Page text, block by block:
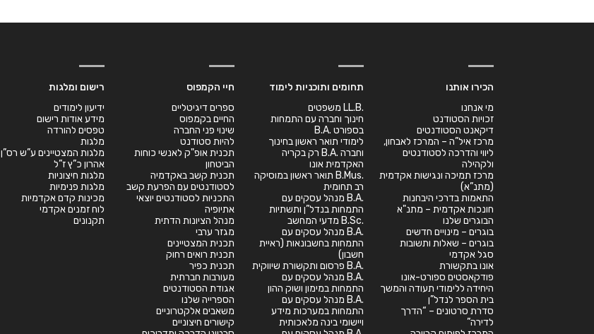
הכירו אותנו
מי אנחנו
זכויות הסטודנט
דיקאנט הסטודנטים
מרכז איל”ה – המרכז לאבחון,
ליווי והדרכה לסטודנטים
ולקהילה
מרכז תמיכה ונגישות אקדמית
(מתנ”א)
התאמות בדרכי היבחנות
חונכות אקדמית – מתנ"א
הבוגרים שלנו
בוגרים – מינויים חדשים
בוגרים – שאלות ותשובות
סגל אקדמי
אונו בתקשורת
פודקאסטים ספורט-אונו
היחידה ללימודי תעודה והמשך
בית הספר לנדל”ן
סדרת סרטונים – “הדרך
לדירה”
תחומים ותוכניות לימוד
.LL.B משפטים
חינוך וחברה עם התמחות
בספורט .B.A
לימודי תואר ראשון בחינוך
וחברה .B.A רק בקריה
האקדמית אונו
.B.Mus תואר ראשון במוסיקה
רב תחומית
.B.A מנהל עסקים עם
התמחות בנדל”ן ותשתיות
.B.Sc מדעי המחשב
.B.A מנהל עסקים עם
התמחות בחשבונאות (ראיית
חשבון)
.B.A פרסום ותקשורת שיווקית
.B.A מנהל עסקים עם
התמחות במימון ושוק ההון
.B.A מנהל עסקים עם
התמחות במערכות מידע
ויישומי בינה מלאכותית
חיי הקמפוס
ספרים דיגיטליים
החיים בקמפוס
שינוי פני החברה
להיות סטודנט
תכנית אופ"ק לאנשי כוחות
הביטחון
תכנית קשב באקדמיה
לסטודנטים עם הפרעת קשב
התכניות לסטודנטים יוצאי
אתיופיה
מנהל הציונות הדתית
מגזר ערבי
תכנית המצטיינים
תכנית רואים רחוק
תכנית כפיר
מעורבות חברתית
אגודת הסטודנטים
הספרייה שלנו
משאבים אלקטרוניים
קישורים חיצוניים
רישום ומלגות
ידיעון לימודים
מידע אודות רישום
טפסים להורדה
מלגות
מלגות המצטיינים ע”ש רס”ן
אהרון כ”ץ ז”ל
מלגות חיצוניות
מלגות פנימיות
מכינות קדם אקדמיות
לוח זמנים אקדמי
תקנונים